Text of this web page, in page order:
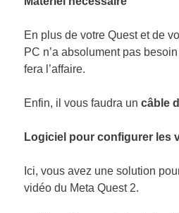
En plus de votre Quest et de
PC n’a absolument pas
fera l’affaire.
Enfin, il vous faudra un câble
Logiciel pour configurer les
Ici, vous avez une solution
vidéo du Meta Quest 2.